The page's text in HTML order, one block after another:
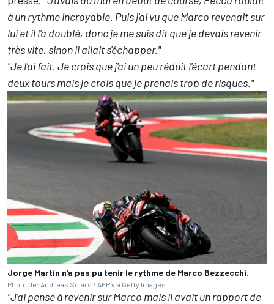
à un rythme incroyable. Puis j'ai vu que Marco revenait sur
lui et il l'a doublé, donc je me suis dit que je devais revenir
très vite, sinon il allait s'échapper."
"Je l'ai fait. Je crois que j'ai un peu réduit l'écart pendant
deux tours mais je crois que je prenais trop de risques."
Jorge Martín n'a pas pu tenir le rythme de Marco Bezzecchi.
Photo de: Andreas Solaro / AFP via Getty Images
"J'ai pensé à revenir sur Marco mais il avait un rapport de